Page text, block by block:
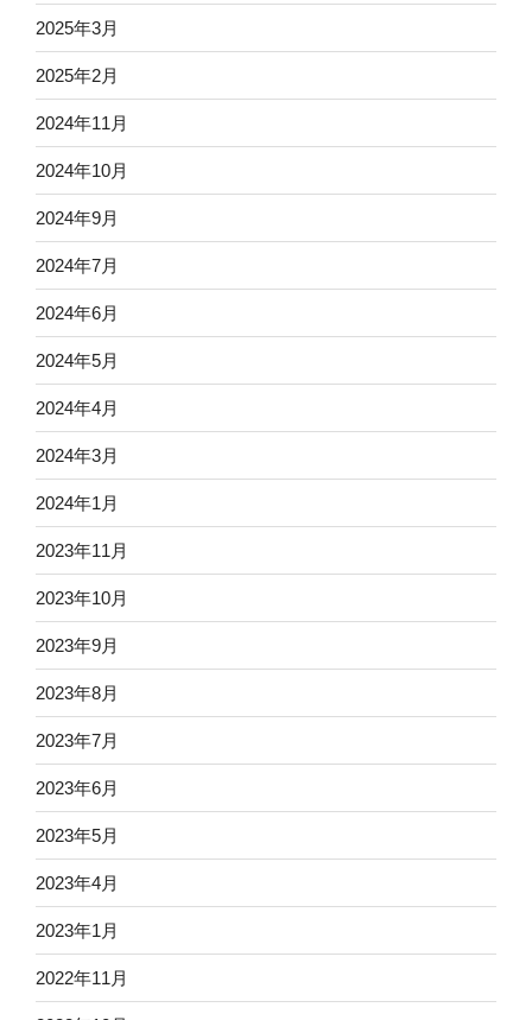
2025年3月
2025年2月
2024年11月
2024年10月
2024年9月
2024年7月
2024年6月
2024年5月
2024年4月
2024年3月
2024年1月
2023年11月
2023年10月
2023年9月
2023年8月
2023年7月
2023年6月
2023年5月
2023年4月
2023年1月
2022年11月